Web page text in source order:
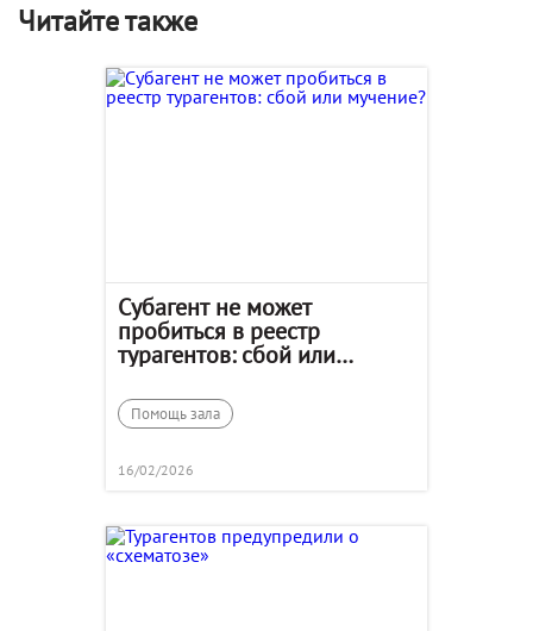
Читайте также
Субагент не может
пробиться в реестр
турагентов: сбой или
Помощь зала
16/02/2026